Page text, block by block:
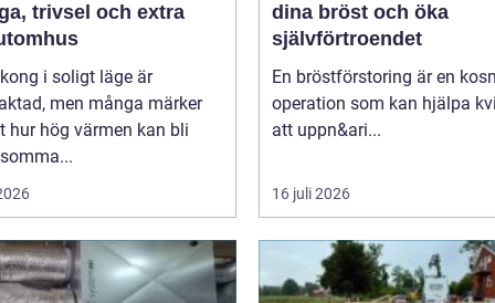
trivsel och extra
i soligt läge är
men många märker
hur hög värmen kan bli
dina bröst och öka
självförtroendet
En bröstförstoring är en
operation som kan hjälpa
att uppn&ari...
16 juli 2026